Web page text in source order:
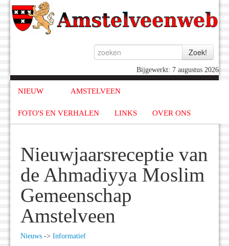
Bijgewerkt: 7 augustus 2026
NIEUW AMSTELVEEN
FOTO'S EN VERHALEN LINKS OVER ONS
Nieuwjaarsreceptie van
de Ahmadiyya Moslim
Gemeenschap
Amstelveen
Nieuws -> Informatief